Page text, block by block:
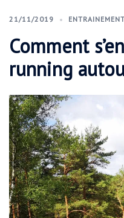
21/11/2019 ENTRAINEMENT
Comment
running